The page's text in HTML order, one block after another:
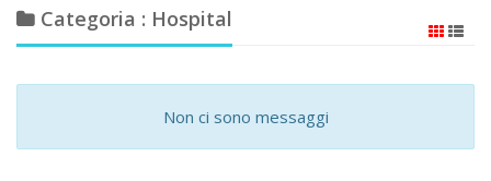
Categoria : Hospital
Non ci sono messaggi